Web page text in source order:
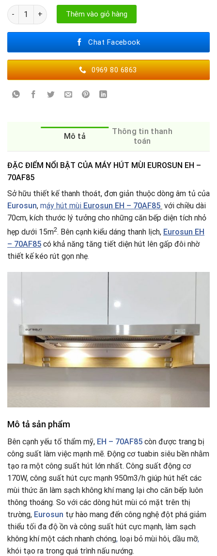
MÁY HÚT MÙI EUROSUN EH - 70AF85 số lượng
Thêm vào giỏ hàng
Chat Facebook
0969 80 6863
Mô tả
Thông tin thanh
toán
ĐẶC ĐIỂM NỔI BẬT CỦA MÁY HÚT MÙI EUROSUN EH –
70AF85
Sở hữu thiết kế thanh thoát, đơn giản thuộc dòng âm tủ của
Eurosun, máy hút mùi Eurosun EH – 70AF85 với chiều dài
70cm, kích thước lý tưởng cho những căn bếp diện tích nhỏ
hẹp dưới 15m2. Bên cạnh kiểu dáng thanh lịch, Eurosun EH
– 70AF85 có khả năng tăng tiết diện hút lên gấp đôi nhờ
thiết kế kéo rút gọn nhẹ.
Mô tả sản phẩm
Bên cạnh yếu tố thẩm mỹ, EH – 70AF85 còn được trang bị
công suất làm việc mạnh mẽ. Động cơ tuabin siêu bền nhằm
tạo ra một công suất hút lớn nhất. Công suất động cơ
170W, công suất hút cực mạnh 950m3/h giúp hút hết các
mùi thức ăn làm sạch không khí mang lại cho căn bếp luôn
thông thoáng. So với các dòng hút mùi có mặt trên thị
trường, Eurosun tự hào mang đến công nghệ đột phá giảm
thiểu tối đa độ ồn và công suất hút cực mạnh, làm sạch
không khí một cách nhanh chóng, loại bỏ mùi hôi, dầu mỡ,
khói tạo ra trong quá trình nấu nướng.